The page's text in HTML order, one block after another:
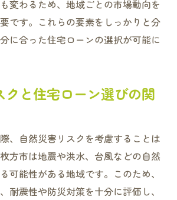
ン選びの基本的な注意点
ラン比較で見落としがちな点
宅ローンシミュレーションの手順
ーションの基本的な流れを理解す
変わるため、地域ごとの市場動向を
です。これらの要素をしっかりと分
に合った住宅ローンの選択が可能に
クと住宅ローン選びの関
、自然災害リスクを考慮することは
方市は地震や洪水、台風などの自然
可能性がある地域です。このため、
耐震性や防災対策を十分に評価し、